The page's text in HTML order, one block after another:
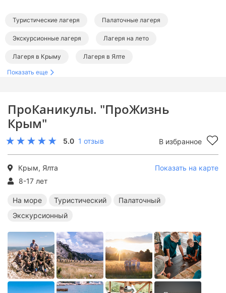
ПроКаникулы. "ПроЖизнь
Крым"
5.0 1 отзыв В избранное
Крым, Ялта
Показать на карте
8-17 лет
На море Туристический
Палаточный
Экскурсионный
Туристические лагеря Палаточные лагеря
Экскурсионные лагеря Лагеря на лето
Лагеря в Крыму Лагеря в Ялте
Детские лагеря на море
Палаточные лагеря в Крыму
Экскурсионные лагеря в Крыму
Палаточные лагеря на море
Экскурсионные лагеря на море Летние лагеря в Крыму
Летние лагеря на море
Летние палаточные лагеря Летние экскурсионные лагеря
Показать еще